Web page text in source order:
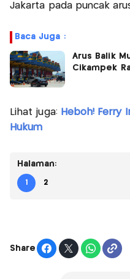
Jakarta pada puncak
Baca Juga :
Arus Balik
Cikampek
Lihat juga: Heboh! Ferry
Hukum
Halaman:
1 2
Share